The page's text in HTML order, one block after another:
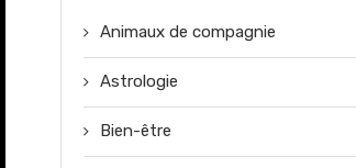
Animaux de compagnie
Astrologie
Bien-être